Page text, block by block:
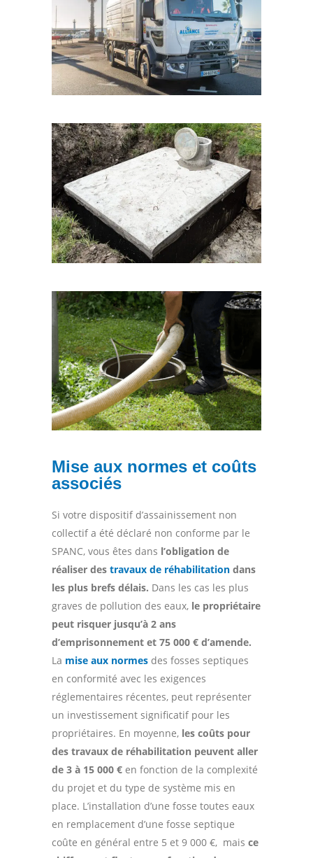
Mise aux normes et coûts
associés
Si votre dispositif d’assainissement non
collectif a été déclaré non conforme par le
SPANC, vous êtes dans l’obligation de
réaliser des travaux de réhabilitation dans
les plus brefs délais. Dans les cas les plus
graves de pollution des eaux, le propriétaire
peut risquer jusqu’à 2 ans
d’emprisonnement et 75 000 € d’amende.
La mise aux normes des fosses septiques
en conformité avec les exigences
réglementaires récentes, peut représenter
un investissement significatif pour les
propriétaires. En moyenne, les coûts pour
des travaux de réhabilitation peuvent aller
de 3 à 15 000 € en fonction de la complexité
du projet et du type de système mis en
place. L’installation d’une fosse toutes eaux
en remplacement d’une fosse septique
coûte en général entre 5 et 9 000 €, mais ce